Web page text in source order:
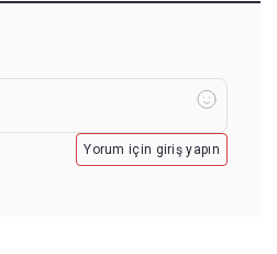
Yorum için giriş yapın